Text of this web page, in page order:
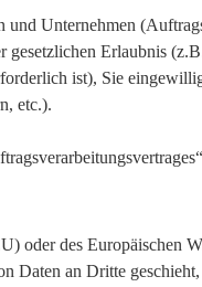
Unternehmen
Erlaubnis
ist), Sie
etc.).
des Europäischen
an Dritte